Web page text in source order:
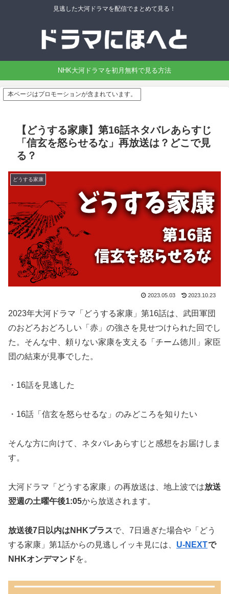
見逃した大河ドラマを配信でまとめて見る！
NHK大河ドラマを初月無料で見る方法
本ページはプロモーションが含まれています。
【どうする家康】第16話ネタバレあらすじ
「信玄を怒らせるな」再放送は？どこで見
る？
どうする家康
2023.05.03 2023.10.23
2023年大河ドラマ「どうする家康」第16話は、武田軍団
のおどろおどろしい「赤」の強さを見せつけられた回でし
た。そんな中、頼りない家康を支える「チーム徳川」家臣
団の結束が見事でした。
・16話を見逃した
・16話「信玄を怒らせるな」のみどころを知りたい
そんな方に向けて、ネタバレあらすじと感想をお届けしま
す。
大河ドラマ「どうする家康」の再放送は、地上波では放送
翌週の土曜午後1:05から放送されます。
放送後7日以内はNHKプラスで、7日過ぎた場合や「どう
する家康」第1話からの見逃しイッキ見には、 U-NEXTで
NHKオンデマンドを。